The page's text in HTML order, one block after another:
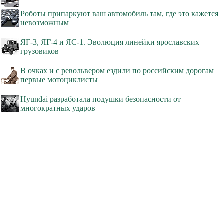
Роботы припаркуют ваш автомобиль там, где это кажется
невозможным
ЯГ-3, ЯГ-4 и ЯС-1. Эволюция линейки ярославских
грузовиков
В очках и с револьвером ездили по российским дорогам
первые мотоциклисты
Hyundai разработала подушки безопасности от
многократных ударов